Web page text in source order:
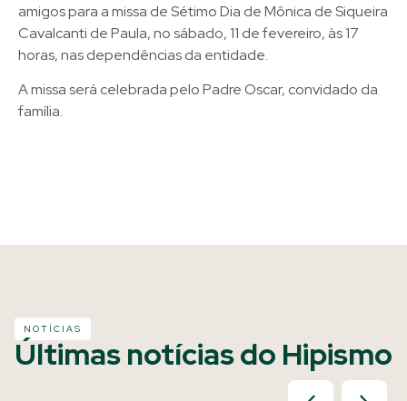
amigos para a missa de Sétimo Dia de Mônica de Siqueira
Cavalcanti de Paula, no sábado, 11 de fevereiro, às 17
horas, nas dependências da entidade.
A missa será celebrada pelo Padre Oscar, convidado da
família.
NOTÍCIAS
Últimas notícias do Hipismo